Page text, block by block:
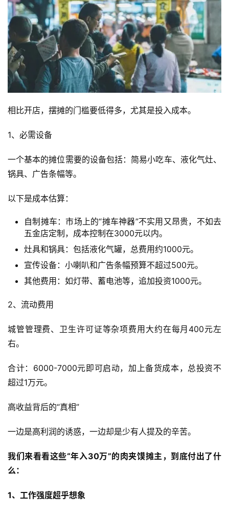
运
营
产
相比开店，摆摊的门槛要低得多，尤其是投入成本。
1、必需设备
一个基本的摊位需要的设备包括：简易小吃车、液化气灶、
锅具、广告条幅等。
以下是成本估算：
自制摊车：市场上的“摊车神器”不实用又昂贵，不如去
五金店定制，成本控制在3000元以内。
灶具和锅具：包括液化气罐，总费用约1000元。
宣传设备：小喇叭和广告条幅预算不超过500元。
其他费用：如灯带、蓄电池等，追加投资1000元。
2、流动费用
城管管理费、卫生许可证等杂项费用大约在每月400元左
右。
合计：6000-7000元即可启动，加上备货成本，总投资不
超过1万元。
高收益背后的“真相”
一边是高利润的诱惑，一边却是少有人提及的辛苦。
我们来看看这些“年入30万”的肉夹馍摊主，到底付出了什
么：
1、工作强度超乎想象